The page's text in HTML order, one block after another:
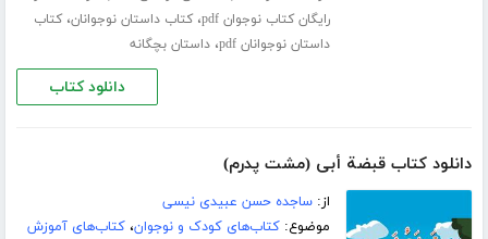
رایگان کتاب نوجوان pdf
،کتاب داستان نوجوانان،کتاب
داستان نوجوانان pdf
،داستان بچگانه
دانلود کتاب
دانلود کتاب قبضة أبی (مشت پدرم)
از:ساجده حسن عبیدی نیسی
موضوع:کتاب‌های کودک و نوجوان،کتاب‌های آموزش